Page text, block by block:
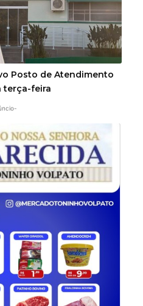
Posto de Atendimento
terça-feira